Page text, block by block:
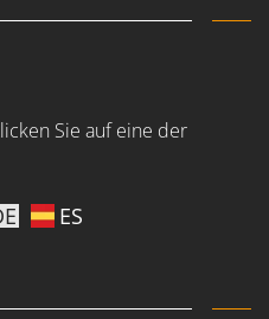
Sie auf eine der
ES